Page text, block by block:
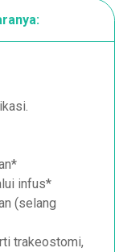
infus*
(selang
trakeostomi,